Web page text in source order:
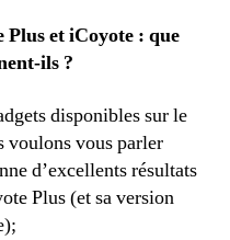
Plus et iCoyote : que
ils ?
disponibles sur le
voulons vous parler
d’excellents résultats
Plus (et sa version